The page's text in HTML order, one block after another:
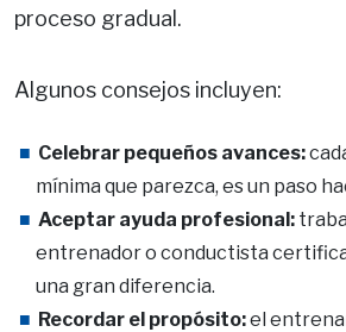
proceso gradual.
Algunos consejos incluyen:
Celebrar pequeños avances:
mínima que parezca, es un paso
Aceptar ayuda profesional:
entrenador o conductista
una gran diferencia.
Recordar el propósito:el